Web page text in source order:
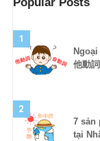
Popular Posts
1
他動
2
7 sản
tại